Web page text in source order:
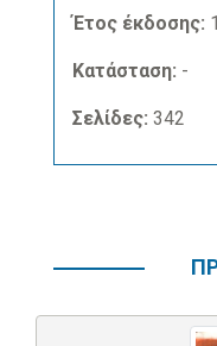
Έτος έκδοσης:
Κατάσταση: -
Σελίδες: 342